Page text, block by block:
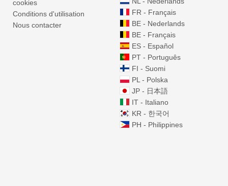
cookies
Conditions d'utilisation
Nous contacter
FR - Français
BE - Nederlands
BE - Français
ES - Español
PT - Português
FI - Suomi
PL - Polska
JP - 日本語
IT - Italiano
KR - 한국어
PH - Philippines